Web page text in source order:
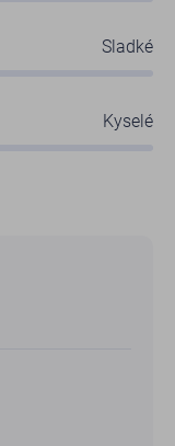
Sladké
Kyselé